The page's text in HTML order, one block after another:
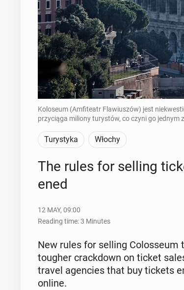
Koloseum (Amfiteatr Flawiuszów) jest
przyciąga miliony turystów, co czyni go
Turystyka Włochy
The rules for selling
ened
12 MAY, 09:00
Reading time: 3 Minutes
New rules for selling
tougher crack­down on ticket
travel agen­cies that buy tickets
online.